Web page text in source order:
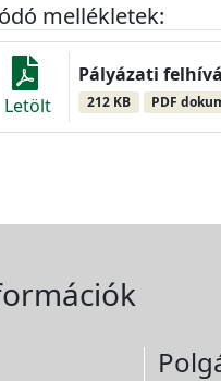
mellékletek:
Letölt
Pályázati
212 KB PDF